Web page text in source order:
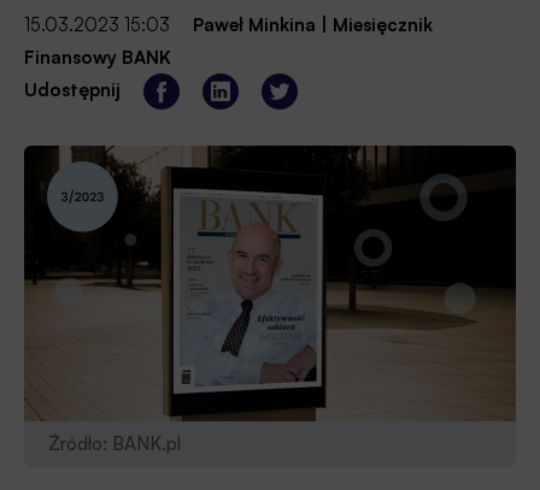
15.03.2023 15:03 Paweł Minkina
Miesięcznik
Finansowy BANK
Udostępnij
Źródło: BANK.pl